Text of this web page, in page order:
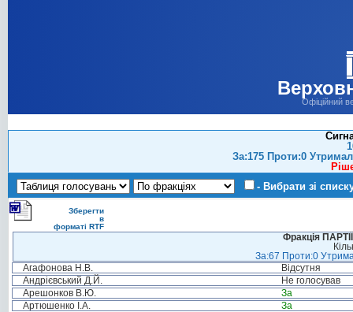
Офіційний
За:175 Проти:0
- Вибрати зі
Зберегти
в
форматі RTF
Фракція
За:67 Проти:0
Агафонова Н.В.
Відсутня
Андрієвський Д.Й.
Не голосував
Арешонков В.Ю.
За
Артюшенко І.А.
За